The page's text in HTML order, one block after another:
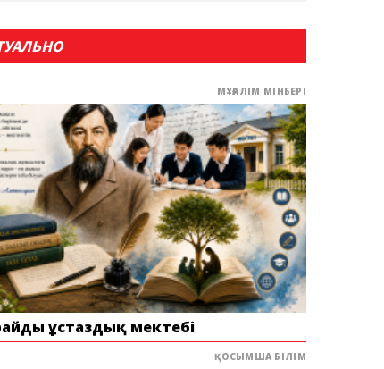
МҰҒАЛІМ МІНБЕРІ
ұстаздық мектебі
ҚОСЫМША БІЛІМ